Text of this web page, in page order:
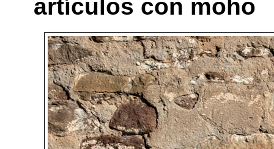
artículos con moho